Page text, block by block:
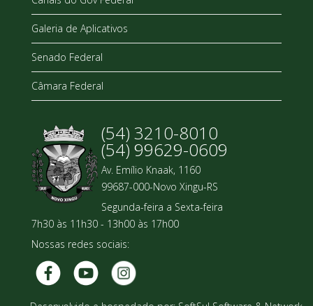
Galeria de Aplicativos
Senado Federal
Câmara Federal
(54) 3210-8010
(54) 99629-0609
Av. Emílio Knaak, 1160
99687-000-Novo Xingu-RS
Segunda-feira a Sexta-feira
7h30 às 11h30 - 13h00 às 17h00
Nossas redes sociais: